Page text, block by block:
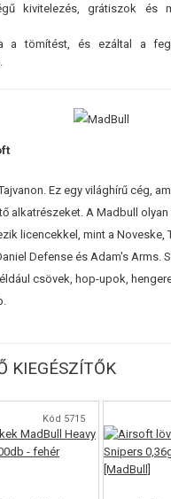
kivitelezés, grátiszok és
a tömítést, és ezáltal a
Ez egy világhírű cég,
alkatrészeket. A Madbull
licencekkel, mint a Noveske,
Defense és Adam's Arms.
csövek, hop-upok,
KIEGÉSZÍTŐK
Kód 5715